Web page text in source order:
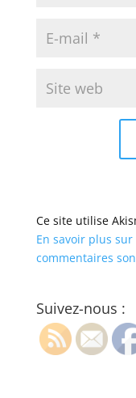
Ce site utilise
En savoir plus
commentaires
Suivez-nous :